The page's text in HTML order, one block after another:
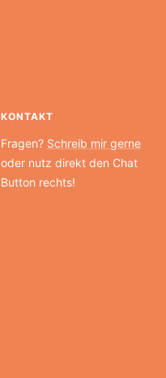
KONTAKT
Fragen? Schreib mir gerne
oder nutz direkt den Chat
Button rechts!